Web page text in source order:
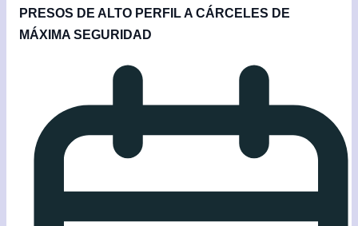
PRESOS DE ALTO PERFIL A CÁRCELES DE
MÁXIMA SEGURIDAD